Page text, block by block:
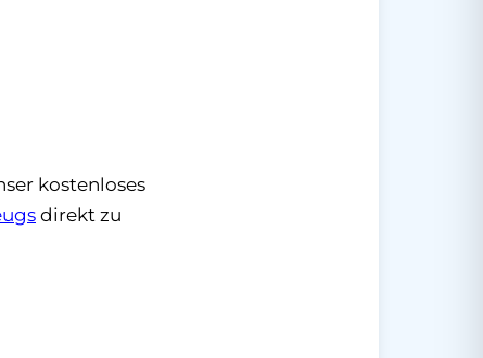
kostenloses
direkt zu